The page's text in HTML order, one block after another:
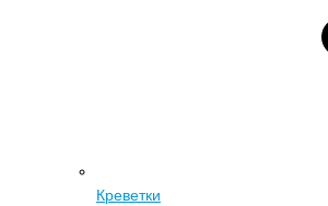
Креветки